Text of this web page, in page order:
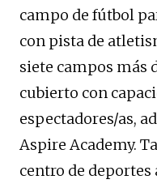
campo de fútbol
con pista de
siete campos más
cubierto con
espectadores/as,
Aspire Academy.
centro de deportes